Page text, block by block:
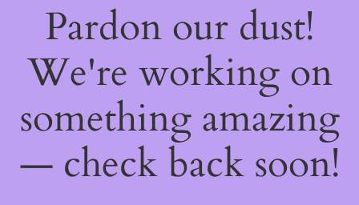
Pardon our dust!
We're working on
something amazing
— check back soon!